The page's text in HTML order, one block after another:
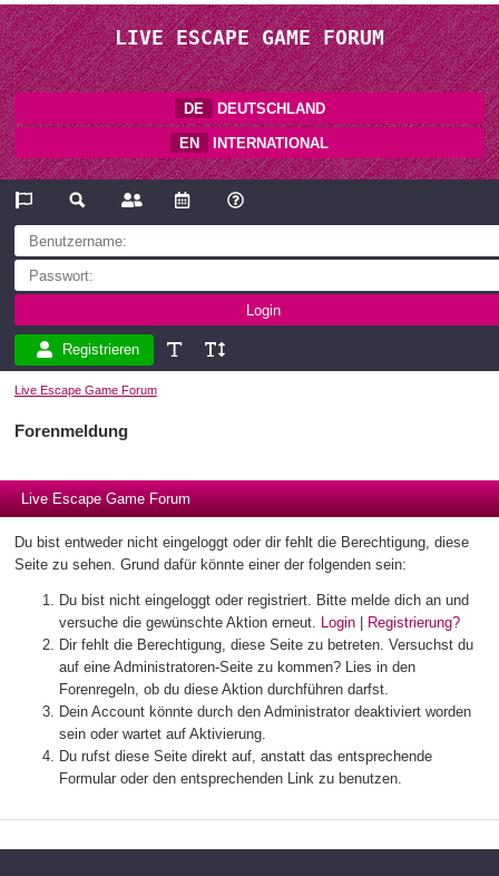
LIVE ESCAPE GAME FORUM
DE DEUTSCHLAND
EN INTERNATIONAL
Registrieren
Live Escape Game Forum
Forenmeldung
Live Escape Game Forum
Du bist entweder nicht eingeloggt oder dir fehlt die Berechtigung, diese
Seite zu sehen. Grund dafür könnte einer der folgenden sein:
Du bist nicht eingeloggt oder registriert. Bitte melde dich an und
versuche die gewünschte Aktion erneut. Login|
Registrierung?
Dir fehlt die Berechtigung, diese Seite zu betreten. Versuchst du
auf eine Administratoren-Seite zu kommen? Lies in den
Forenregeln, ob du diese Aktion durchführen darfst.
Dein Account könnte durch den Administrator deaktiviert worden
sein oder wartet auf Aktivierung.
Du rufst diese Seite direkt auf, anstatt das entsprechende
Formular oder den entsprechenden Link zu benutzen.